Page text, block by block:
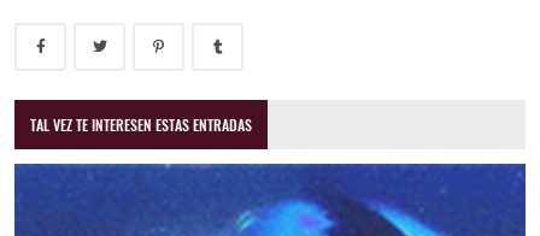
TAL VEZ TE INTERESEN ESTAS ENTRADAS